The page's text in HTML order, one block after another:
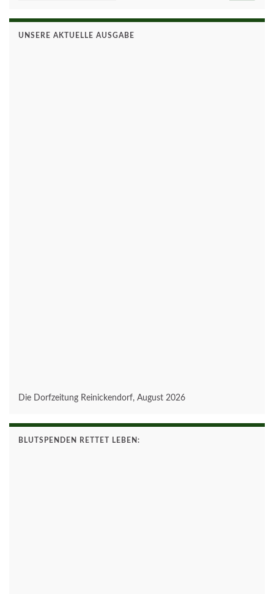
UNSERE AKTUELLE AUSGABE
Die Dorfzeitung Reinickendorf, August 2026
BLUTSPENDEN RETTET LEBEN: